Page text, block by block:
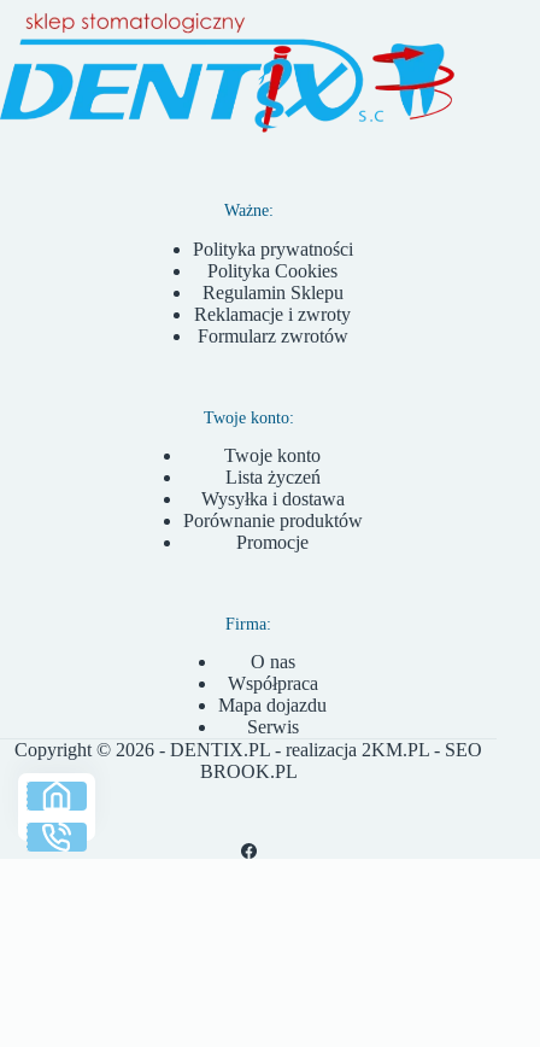
Ważne:
Polityka prywatności
Polityka Cookies
Regulamin Sklepu
Reklamacje i zwroty
Formularz zwrotów
Twoje konto:
Twoje konto
Lista życzeń
Wysyłka i dostawa
Porównanie produktów
Promocje
Firma:
O nas
Współpraca
Mapa dojazdu
Serwis
Copyright © 2026 - DENTIX.PL - realizacja 2KM.PL - SEO
BROOK.PL